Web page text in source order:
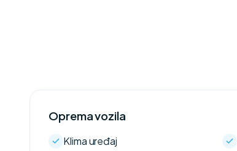
Oprema vozila
Klima uređaj